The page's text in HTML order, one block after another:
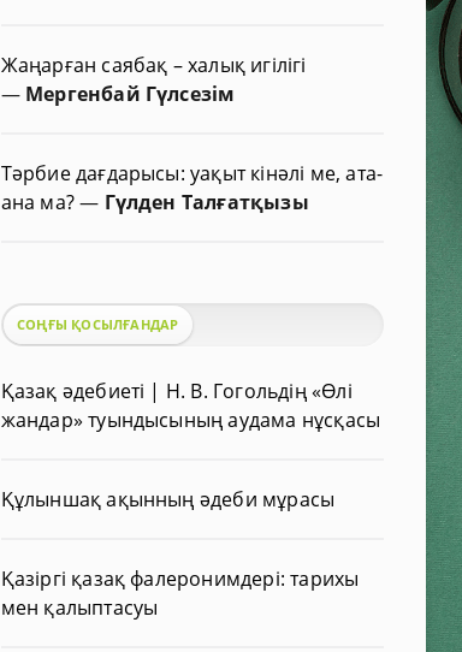
Жаңарған саябақ – халық игілігі
— Мергенбай Гүлсезім
Тәрбие дағдарысы: уақыт кінәлі ме, ата-
ана ма?— Гүлден Талғатқызы
СОҢҒЫ ҚОСЫЛҒАНДАР
Қазақ әдебиеті | Н. В. Гогольдің «Өлі
жандар» туындысының аудама нұсқасы
Құлыншақ ақынның әдеби мұрасы
Қазіргі қазақ фалеронимдері: тарихы
мен қалыптасуы